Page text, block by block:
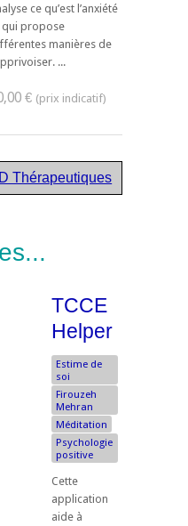
ce qu’est l’anxiété
qui propose
manières de
...
€
Thérapeutiques
TCCE
Helper
Estime de
soi
Firouzeh
Mehran
Méditation
Psychologie
positive
Cette
application
aide à